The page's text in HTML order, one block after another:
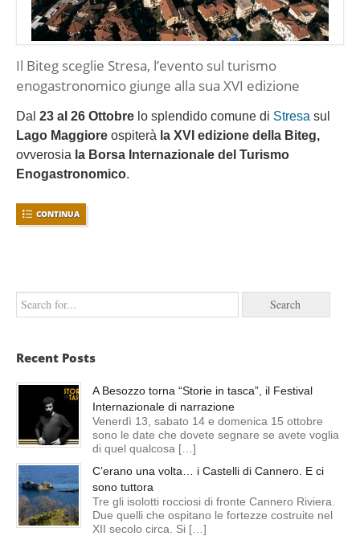
Il Biteg sceglie Stresa, l’evento sul turismo
enogastronomico giunge alla sua XVI edizione
Dal 23 al 26 Ottobre lo splendido comune di Stresa sul
Lago Maggiore ospiterà la XVI edizione della Biteg,
ovverosia la Borsa Internazionale del Turismo
Enogastronomico.
CONTINUA
Recent Posts
A Besozzo torna “Storie in tasca”, il Festival
Internazionale di narrazione
Venerdì 13, sabato 14 e domenica 15 ottobre
sono le date che dovete segnare se avete voglia
di quel qualcosa […]
C’erano una volta… i Castelli di Cannero. E ci
sono tuttora
Tre gli isolotti rocciosi di fronte Cannero Riviera.
Due quelli che ospitano le fortezze costruite nel
XII secolo circa. Si […]